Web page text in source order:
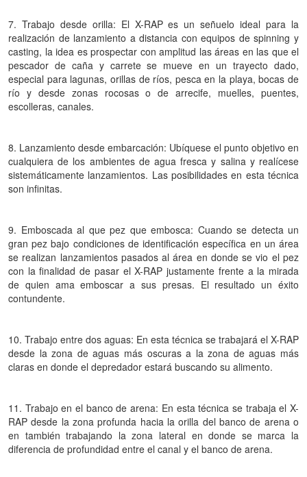
7. Trabajo desde orilla: El X-RAP es un señuelo ideal para la
realización de lanzamiento a distancia con equipos de spinning y
casting, la idea es prospectar con amplitud las áreas en las que el
pescador de caña y carrete se mueve en un trayecto dado,
especial para lagunas, orillas de ríos, pesca en la playa, bocas de
río y desde zonas rocosas o de arrecife, muelles, puentes,
escolleras, canales.
8. Lanzamiento desde embarcación: Ubíquese el punto objetivo en
cualquiera de los ambientes de agua fresca y salina y realícese
sistemáticamente lanzamientos. Las posibilidades en esta técnica
son infinitas.
9. Emboscada al que pez que embosca: Cuando se detecta un
gran pez bajo condiciones de identificación específica en un área
se realizan lanzamientos pasados al área en donde se vio el pez
con la finalidad de pasar el X-RAP justamente frente a la mirada
de quien ama emboscar a sus presas. El resultado un éxito
contundente.
10. Trabajo entre dos aguas: En esta técnica se trabajará el X-RAP
desde la zona de aguas más oscuras a la zona de aguas más
claras en donde el depredador estará buscando su alimento.
11. Trabajo en el banco de arena: En esta técnica se trabaja el X-
RAP desde la zona profunda hacia la orilla del banco de arena o
en también trabajando la zona lateral en donde se marca la
diferencia de profundidad entre el canal y el banco de arena.